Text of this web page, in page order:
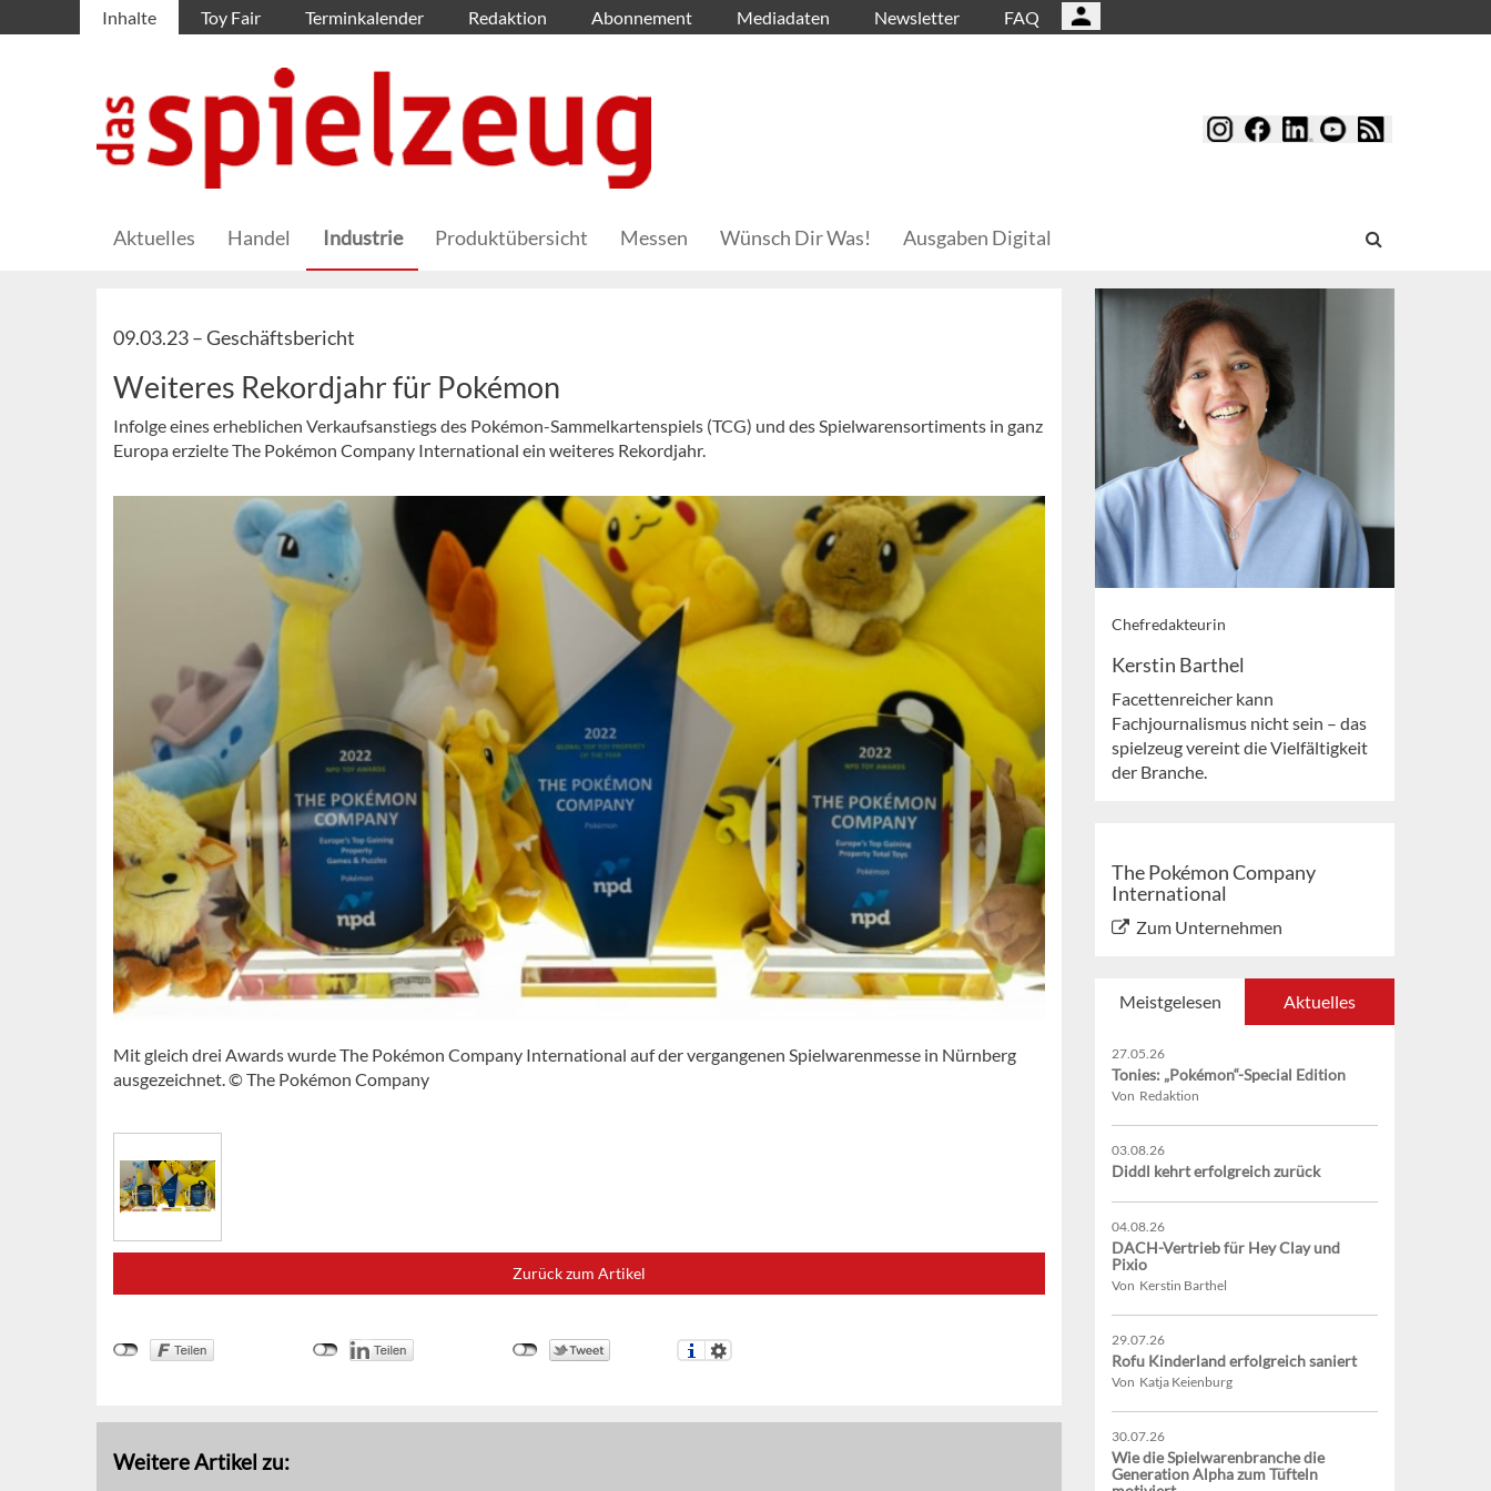
Inhalte Toy Fair Terminkalender Redaktion Abonnement Mediadaten Newsletter FAQ
Aktuelles Handel Industrie Produktübersicht Messen Wünsch Dir Was! Ausgaben Digital
09.03.23 –Geschäftsbericht
Weiteres Rekordjahr für Pokémon
Infolge eines erheblichen Verkaufsanstiegs des Pokémon-Sammelkartenspiels (TCG) und des Spielwarensortiments in ganz
Europa erzielte The Pokémon Company International ein weiteres Rekordjahr.
Mit gleich drei Awards wurde The Pokémon Company International auf der vergangenen Spielwarenmesse in Nürnberg
ausgezeichnet. © The Pokémon Company
Zurück zum Artikel
Weitere Artikel zu:
Chefredakteurin
Kerstin Barthel
Facettenreicher kann
Fachjournalismus nicht sein – das
spielzeug vereint die Vielfältigkeit
der Branche.
The Pokémon Company
International
Zum Unternehmen
Meistgelesen Aktuelles
27.05.26
Tonies: „Pokémon“-Special Edition
Von Redaktion
03.08.26
Diddl kehrt erfolgreich zurück
04.08.26
DACH-Vertrieb für Hey Clay und
Pixio
Von Kerstin Barthel
29.07.26
Rofu Kinderland erfolgreich saniert
Von Katja Keienburg
30.07.26
Wie die Spielwarenbranche die
Generation Alpha zum Tüfteln